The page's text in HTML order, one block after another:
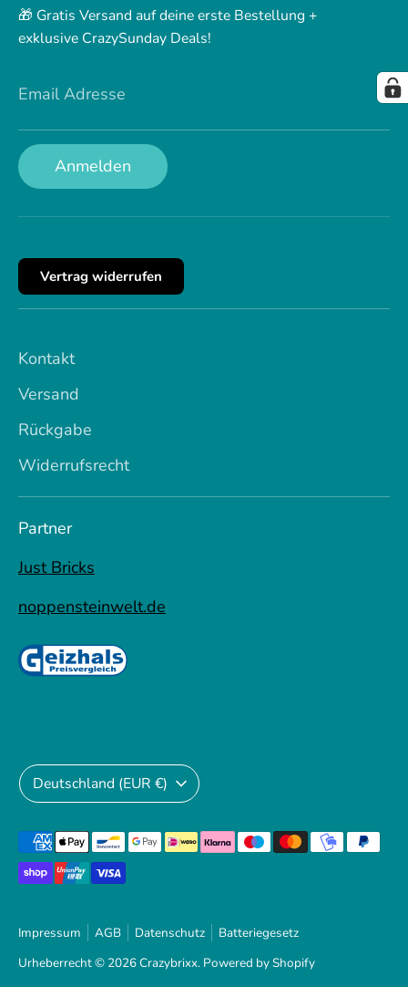
🎁 Gratis Versand auf deine erste Bestellung +
exklusive CrazySunday Deals!
Email Adresse
Anmelden
Vertrag widerrufen
Kontakt
Versand
Rückgabe
Widerrufsrecht
Partner
Just Bricks
noppensteinwelt.de
Impressum AGB Datenschutz
Batteriegesetz
Urheberrecht © 2026Crazybrixx. Powered by Shopify
Währung
Deutschland (EUR €)
Akzeptierte
Zahlungsarten